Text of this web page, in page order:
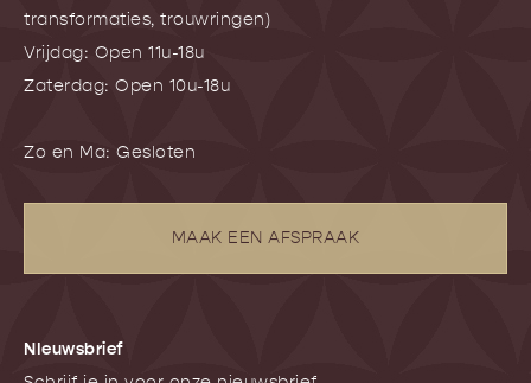
transformaties, trouwringen)
Vrijdag: Open 11u-18u
Zaterdag: Open 10u-18u
Zo en Ma: Gesloten
MAAK EEN AFSPRAAK
NIeuwsbrief